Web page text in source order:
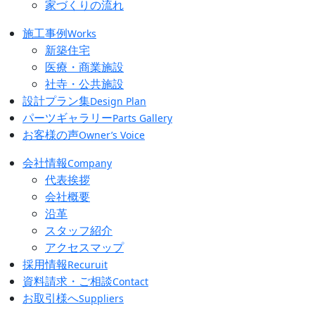
家づくりの流れ
施工事例Works
新築住宅
医療・商業施設
社寺・公共施設
設計プラン集Design Plan
パーツギャラリーParts Gallery
お客様の声Owner’s Voice
会社情報Company
代表挨拶
会社概要
沿革
スタッフ紹介
アクセスマップ
採用情報Recuruit
資料請求・ご相談Contact
お取引様へSuppliers